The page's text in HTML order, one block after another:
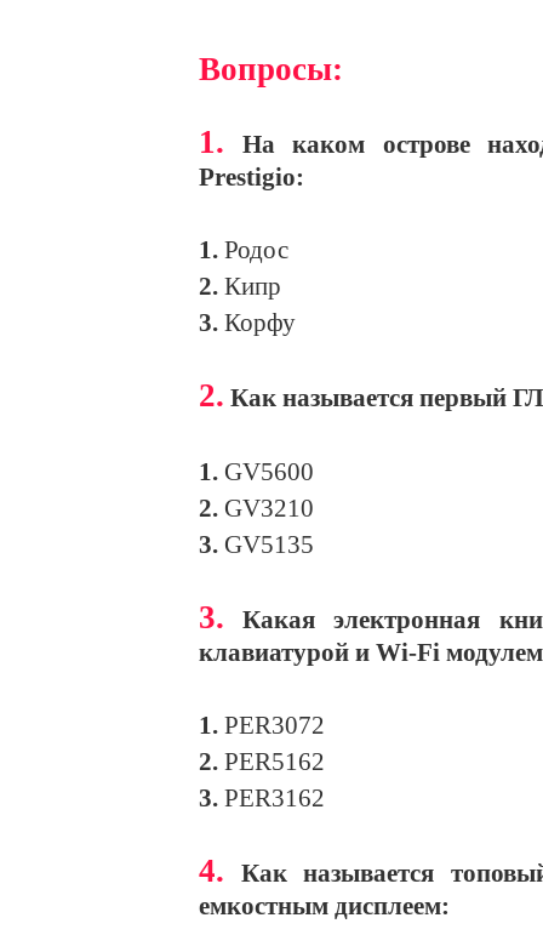
Вопросы:
1.
На каком острове
Prestigio:
1. Родос
2. Кипр
3. Корфу
2. Как называется первый
1. GV5600
2. GV3210
3. GV5135
3.
Какая электронная
клавиатурой и Wi-Fi
1. PER3072
2. PER5162
3. PER3162
4.
Как называется
емкостным дисплеем: